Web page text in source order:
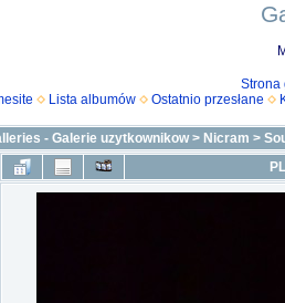
Strona
Lista albumów Ostatnio przesłane
- Galerie uzytkownikow> Nicram >